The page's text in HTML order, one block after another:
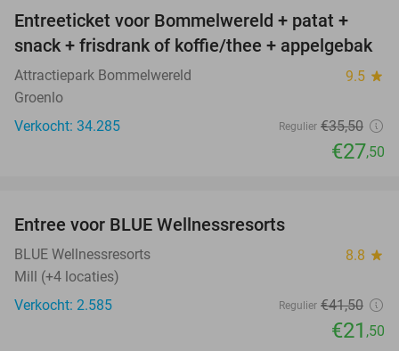
23%
Entreeticket voor Bommelwereld + patat +
snack + frisdrank of koffie/thee + appelgebak
Attractiepark Bommelwereld 9.5 star
Groenlo
Verkocht: 34.285
Regulier €35,50
€27,50
Entree voor BLUE Wellnessresorts
BLUE Wellnessresorts 8.8 star
Mill (+4 locaties)
Verkocht: 2.585
Regulier €41,50
€21 ,50